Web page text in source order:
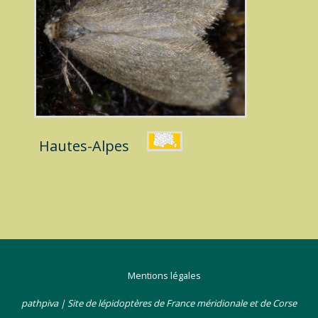
Hautes-Alpes
Mentions légales
pathpiva | Site de lépidoptères de France méridionale et de Corse